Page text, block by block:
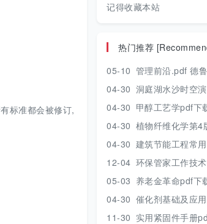
标准都会被修订,
记得收藏本站
热门推荐
05-10 管理前沿.pdf 德
04-30 洞庭湖水沙时空演变及其对水资源安全的影响研究
04-30 甲醇工艺学pdf下载 [谢克昌 房鼎业
04-30 植物纤维化学第4版.pdf下载 [裴继
04-30 建筑节能工程常用数据速查手册.pdf下载 [
12-04 环保管家工作技术手册pdf
05-03 养老金革命pdf下载
04-30 催化剂基础及应用.pdf下载 [季生福 张谦
11-30 实用紧固件手册pdf下载 第